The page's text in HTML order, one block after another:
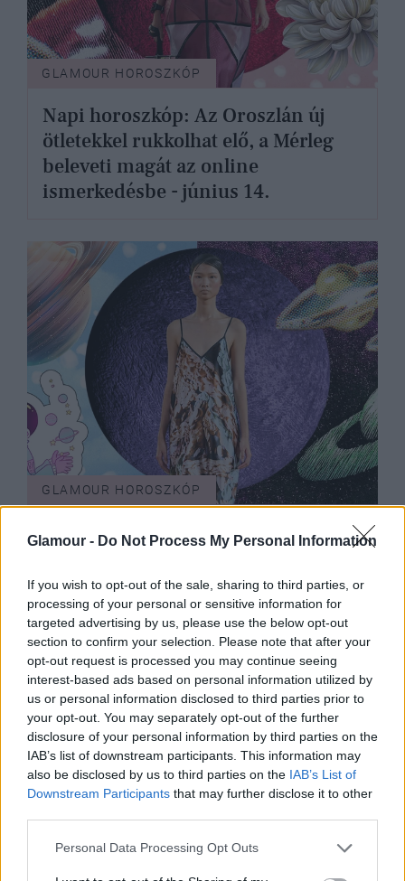
Glamour - Do Not Process My Personal Information
If you wish to opt-out of the sale, sharing to third parties, or
processing of your personal or sensitive information for
targeted advertising by us, please use the below opt-out
section to confirm your selection. Please note that after your
opt-out request is processed you may continue seeing
interest-based ads based on personal information utilized by
us or personal information disclosed to third parties prior to
your opt-out. You may separately opt-out of the further
disclosure of your personal information by third parties on the
IAB’s list of downstream participants. This information may
also be disclosed by us to third parties on the IAB’s List of
Downstream Participants that may further disclose it to other
Please note that this website/app uses one or more Google
Personal Data Processing Opt Outs
GLAMOUR HOROSZKÓP
Napi horoszkóp: Az Oroszlán új
ötletekkel rukkolhat elő, a Mérleg
beleveti magát az online
ismerkedésbe - június 14.
GLAMOUR HOROSZKÓP
Napi horoszkóp: A Szűz könnyen
családi konfliktus alakulhat ki -
június 13.